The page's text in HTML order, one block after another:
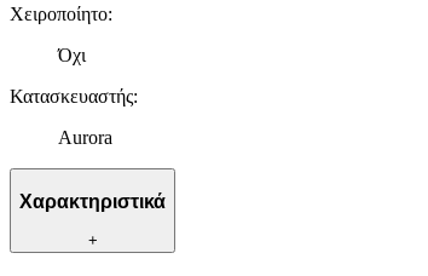
Χειροποίητο:
Όχι
Κατασκευαστής:
Aurora
Χαρακτηριστικά
+